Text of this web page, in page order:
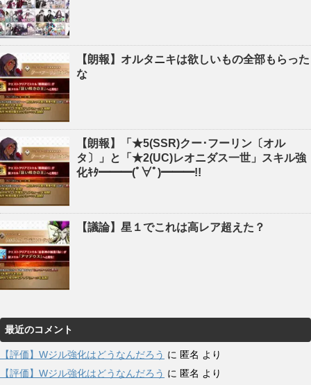
【朗報】オルタニキは欲しいもの全部もらった
な
【朗報】「★5(SSR)クー･フーリン〔オル
タ〕」と「★2(UC)レオニダス一世」スキル強
化ｷﾀ━━━(ﾟ∀ﾟ)━━━!!
【議論】星１でこれは高レア超えた？
最近のコメント
【評価】Wジル強化はどうなんだろう に 匿名 より
【評価】Wジル強化はどうなんだろう に 匿名 より